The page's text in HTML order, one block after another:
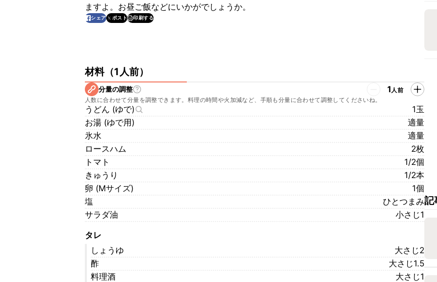
ますよ。お昼ご飯などにいかがでしょうか。
シェア ポスト 印刷する
材料（1人前）
分量の調整 1人前
人数に合わせて分量を調整できます。料理の時間や火加減など、手順も分量に合わせて調整してくださいね。
うどん (ゆで)
1玉
お湯 (ゆで用)
適量
氷水
適量
ロースハム
2枚
トマト
1/2個
きゅうり
1/2本
卵 (Mサイズ)
1個
塩
ひとつまみ
サラダ油
小さじ1
タレ
しょうゆ
大さじ2
酢
大さじ1.5
料理酒
大さじ1
記